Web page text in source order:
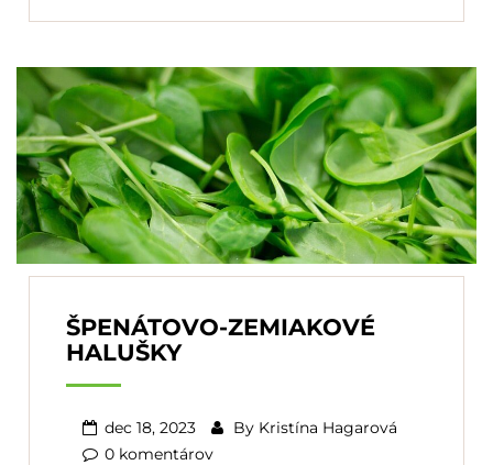
ŠPENÁTOVO-ZEMIAKOVÉ
HALUŠKY
dec 18, 2023 By Kristína Hagarová
0 komentárov